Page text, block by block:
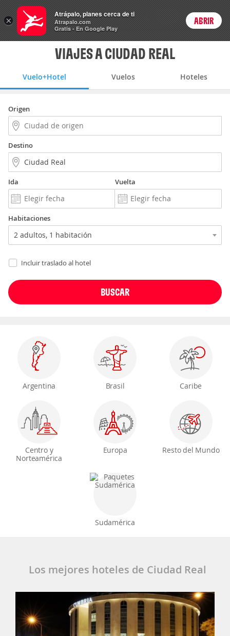
Vuelo+Hotel Precios enPeso
ARSCambiar moneda
Login
VIAJES A CIUDAD REAL
Vuelo+Hotel Vuelos Hoteles
Origen
Destino
Ida Vuelta
Habitaciones
Incluir traslado al hotel
Argentina Brasil Caribe
Centro y
Norteamérica
Europa Resto del Mundo
Sudamérica
Los mejores hoteles de Ciudad Real
×
Atrápalo, planes cerca de ti
Atrapalo.com
Gratis - En Google Play
ABRIR